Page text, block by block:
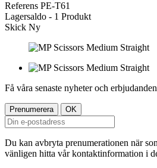
Referens PE-T61
Lagersaldo - 1 Produkt
Skick Ny
Få våra senaste nyheter och erbjudanden
Du kan avbryta prenumerationen när
vänligen hitta vår kontaktinformation i